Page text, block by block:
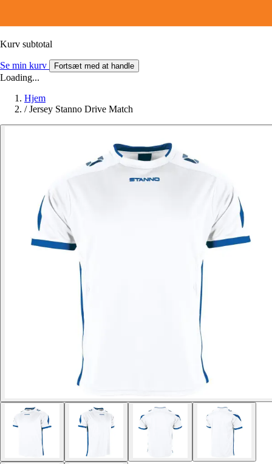
Kurv subtotal
Se min kurv Fortsæt med at handle
Loading...
Hjem
/ Jersey Stanno Drive Match